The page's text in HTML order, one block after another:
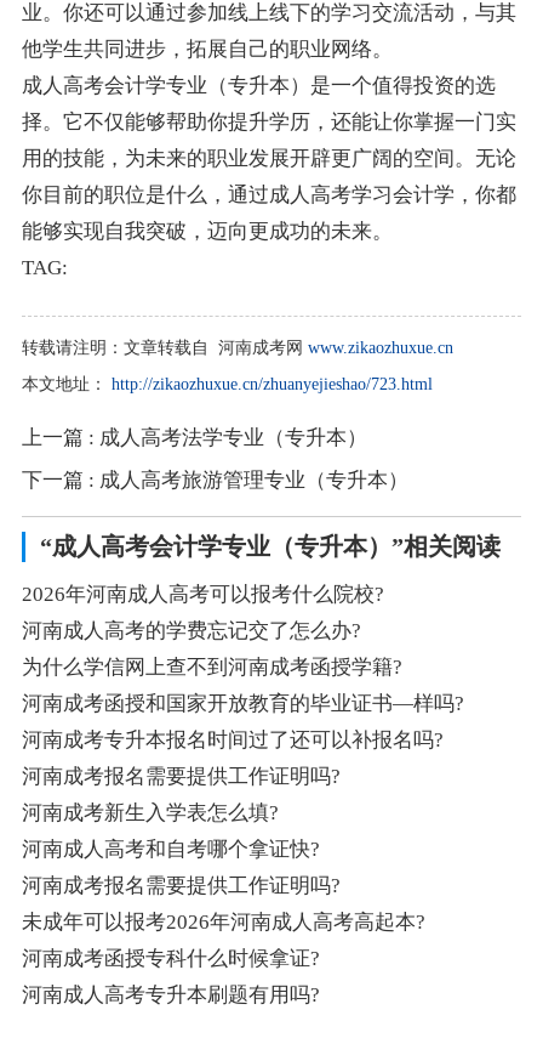
业。你还可以通过参加线上线下的学习交流活动，与其
他学生共同进步，拓展自己的职业网络。
成人高考会计学专业（专升本）是一个值得投资的选
择。它不仅能够帮助你提升学历，还能让你掌握一门实
用的技能，为未来的职业发展开辟更广阔的空间。无论
你目前的职位是什么，通过成人高考学习会计学，你都
能够实现自我突破，迈向更成功的未来。
TAG:
转载请注明： 文章转载自 河南成考网 www.zikaozhuxue.cn
本文地址：
http://zikaozhuxue.cn/zhuanyejieshao/723.html
上一篇 : 成人高考法学专业（专升本）
下一篇 : 成人高考旅游管理专业（专升本）
“成人高考会计学专业（专升本）”相关阅读
2026年河南成人高考可以报考什么院校?
河南成人高考的学费忘记交了怎么办?
为什么学信网上查不到河南成考函授学籍?
河南成考函授和国家开放教育的毕业证书—样吗?
河南成考专升本报名时间过了还可以补报名吗?
河南成考报名需要提供工作证明吗?
河南成考新生入学表怎么填?
河南成人高考和自考哪个拿证快?
河南成考报名需要提供工作证明吗?
未成年可以报考2026年河南成人高考高起本?
河南成考函授专科什么时候拿证?
河南成人高考专升本刷题有用吗?